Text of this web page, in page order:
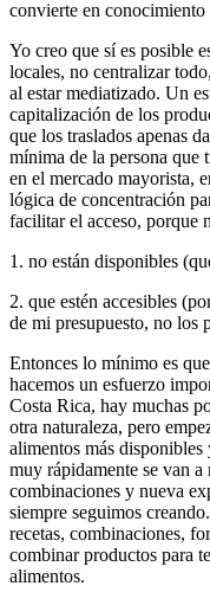
convierte en conocimiento
Yo creo que sí es posible
locales, no centralizar
al estar mediatizado. Un
capitalización de los
que los traslados apenas
mínima de la persona que
en el mercado mayorista,
lógica de concentración
facilitar el acceso, porque
1. no están disponibles
2. que estén accesibles
de mi presupuesto, no los
Entonces lo mínimo es
hacemos un esfuerzo
Costa Rica, hay muchas
otra naturaleza, pero
alimentos más disponibles
muy rápidamente se van a
combinaciones y nueva
siempre seguimos
recetas, combinaciones,
combinar productos para
alimentos.